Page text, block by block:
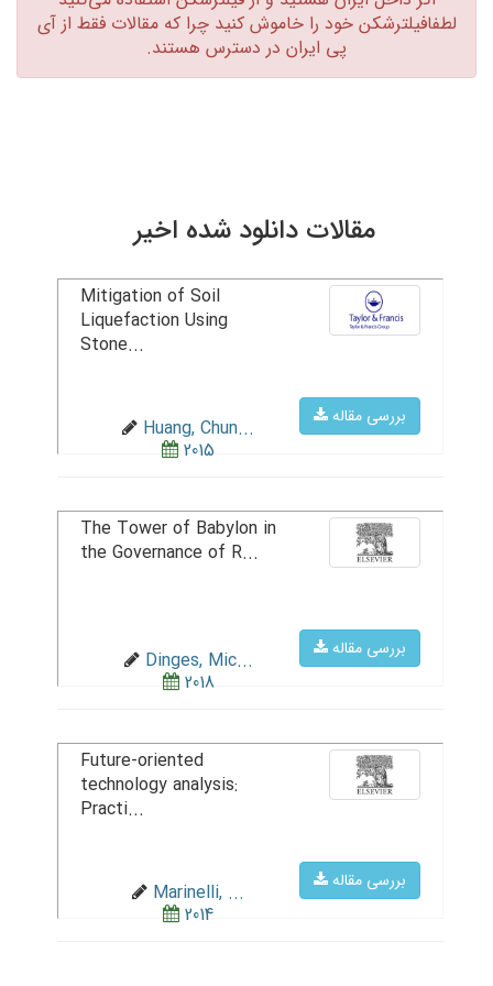
لطفافیلترشکن خود را خاموش کنید چرا که مقالات فقط از آی
پی ایران در دسترس هستند.‏
مقالات دانلود شده اخیر
بررسی مقاله
Mitigation of Soil
Liquefaction Using
Stone...
Huang, Chun...
2015
بررسی مقاله
The Tower of Babylon in
the Governance of R...
Dinges, Mic...
2018
بررسی مقاله
Future-oriented
technology analysis:
Practi...
Marinelli, ...
2014